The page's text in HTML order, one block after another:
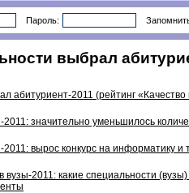
Пароль:
выбрал
абитуриент-2011 (рейтинг
значительно уменьшилось
вырос конкурс на информатику и
вузы-2011: какие специальности